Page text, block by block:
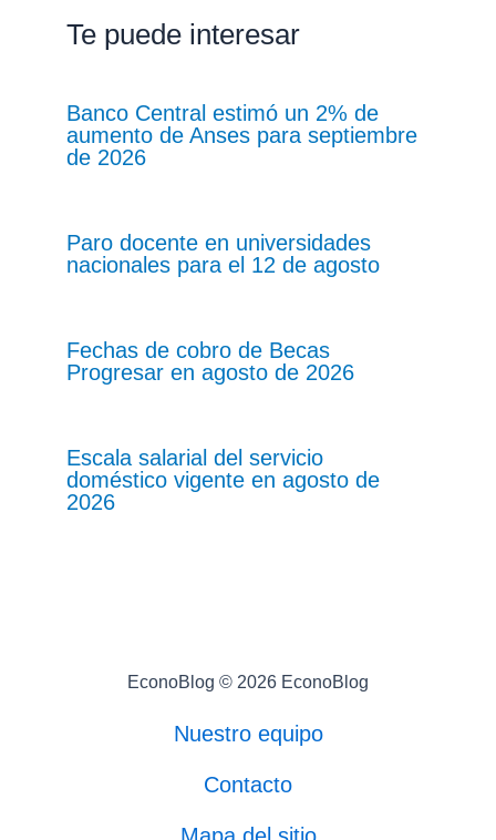
Te puede interesar
Banco Central estimó un 2% de
aumento de Anses para septiembre
de 2026
Paro docente en universidades
nacionales para el 12 de agosto
Fechas de cobro de Becas
Progresar en agosto de 2026
Escala salarial del servicio
doméstico vigente en agosto de
2026
EconoBlog © 2026 EconoBlog
Nuestro equipo
Contacto